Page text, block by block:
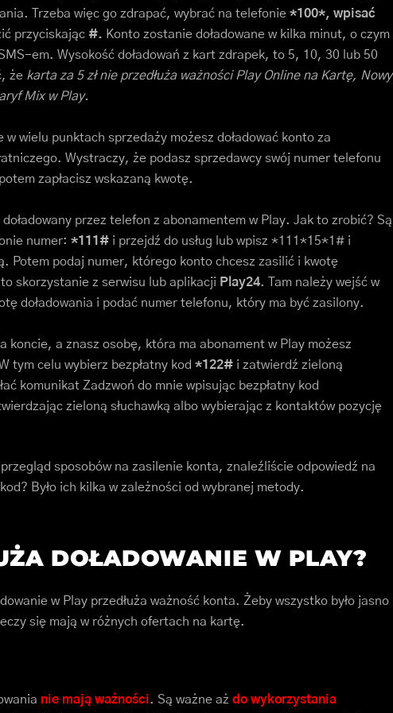
Trzeba więc go zdrapać, wybrać na telefonie *100*, wpisać
przyciskając #. Konto zostanie doładowane w kilka minut, o czym
em. Wysokość doładowań z kart zdrapek, to 5, 10, 30 lub 50
że karta za 5 zł nie przedłuża ważności Play Online na Kartę, Nowy
Mix w Play.
w wielu punktach sprzedaży możesz doładować konto za
Wystraczy, że podasz sprzedawcy swój numer telefonu
zapłacisz wskazaną kwotę.
doładowany przez telefon z abonamentem w Play. Jak to zrobić? Są
numer: *111# i przejdź do usług lub wpisz *111*15*1# i
Potem podaj numer, którego konto chcesz zasilić i kwotę
skorzystanie z serwisu lub aplikacji Play24. Tam należy wejść w
doładowania i podać numer telefonu, który ma być zasilony.
koncie, a znasz osobę, która ma abonament w Play możesz
tym celu wybierz bezpłatny kod *122# i zatwierdź zieloną
komunikat Zadzwoń do mnie wpisując bezpłatny kod
zieloną słuchawką albo wybierając z kontaktów pozycję
sposobów na zasilenie konta, znaleźliście odpowiedź na
Było ich kilka w zależności od wybranej metody.
DOŁADOWANIE W PLAY?
w Play przedłuża ważność konta. Żeby wszystko było jasno
się mają w różnych ofertach na kartę.
nie mają ważności. Są ważne aż do wykorzystania